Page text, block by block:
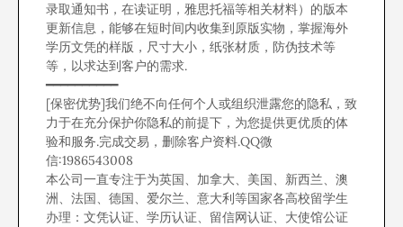
录取通知书，在读证明，雅思托福等相关材料）的版本
更新信息，能够在短时间内收集到原版实物，掌握海外
学历文凭的样版，尺寸大小，纸张材质，防伪技术等
等，以求达到客户的需求.
━━━━━━━━━━
[保密优势]我们绝不向任何个人或组织泄露您的隐私，致
力于在充分保护你隐私的前提下，为您提供更优质的体
验和服务.完成交易，删除客户资料.QQ微
信:1986543008
本公司一直专注于为英国、加拿大、美国、新西兰、澳
洲、法国、德国、爱尔兰、意大利等国家各高校留学生
办理：文凭认证、学历认证、留信网认证、大使馆公证